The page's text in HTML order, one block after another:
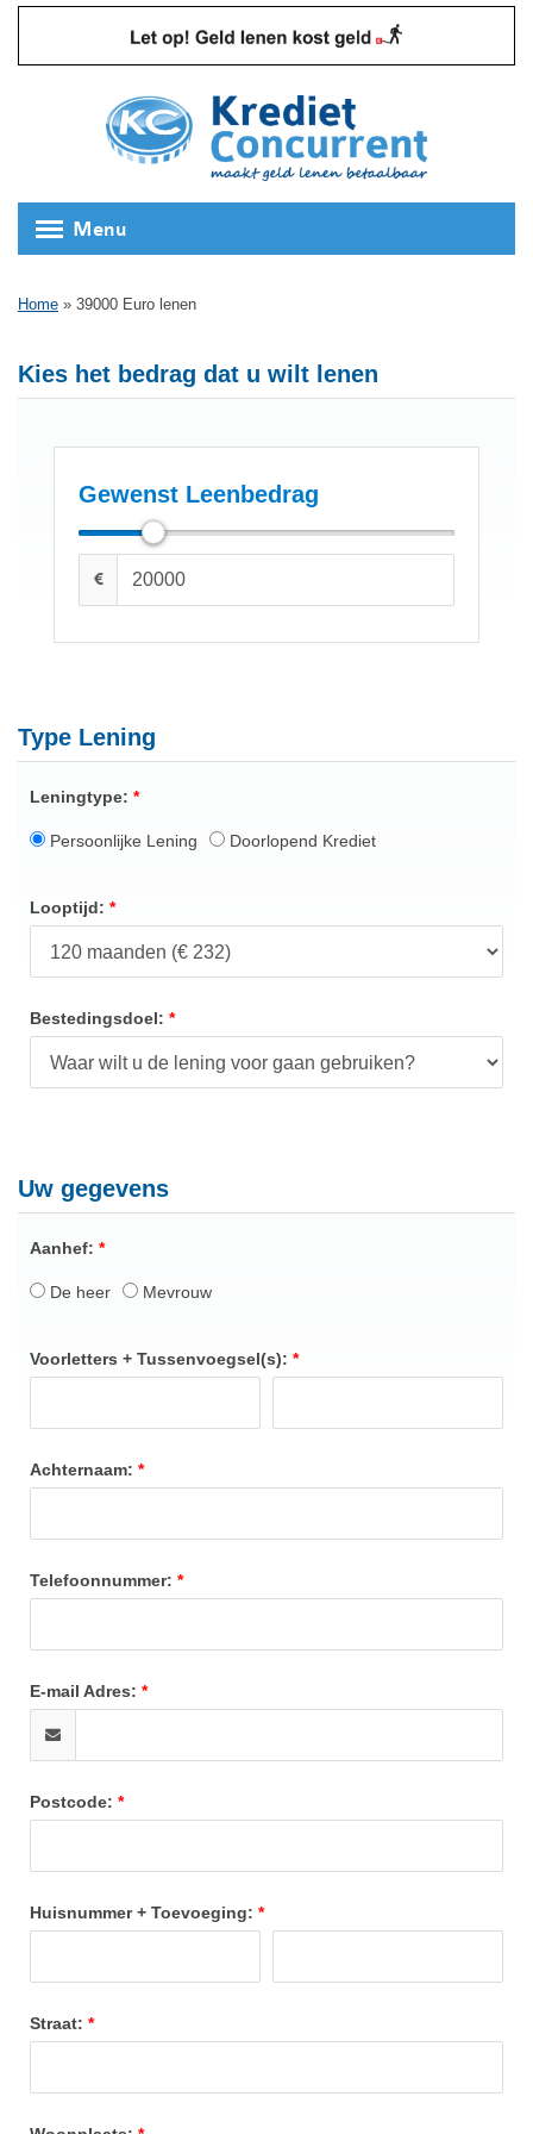
Menu
Home » 39000 Euro lenen
Kies het bedrag dat u wilt lenen
Gewenst Leenbedrag
Type Lening
Leningtype:
Persoonlijke Lening Doorlopend Krediet
Looptijd:
Bestedingsdoel:
Uw gegevens
Aanhef:
De heer Mevrouw
Voorletters + Tussenvoegsel(s):
Achternaam:
Telefoonnummer:
E-mail Adres:
Postcode:
Huisnummer + Toevoeging:
Straat: